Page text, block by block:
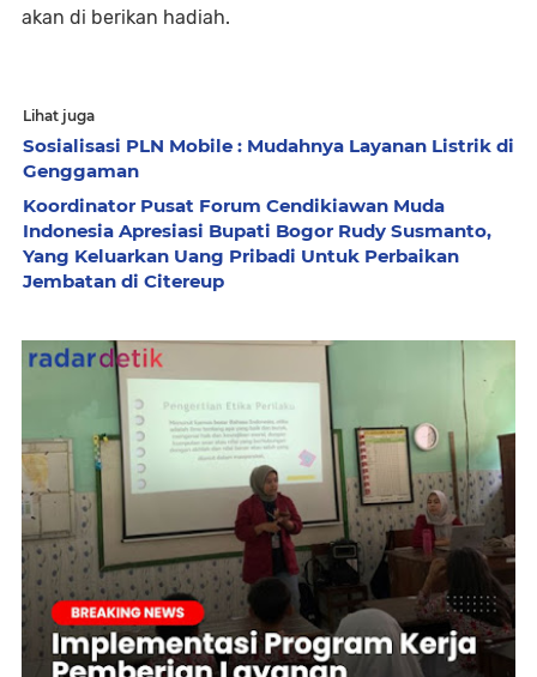
akan di berikan hadiah.
Lihat juga
Sosialisasi PLN Mobile : Mudahnya Layanan Listrik di
Genggaman
Koordinator Pusat Forum Cendikiawan Muda
Indonesia Apresiasi Bupati Bogor Rudy Susmanto,
Yang Keluarkan Uang Pribadi Untuk Perbaikan
Jembatan di Citereup